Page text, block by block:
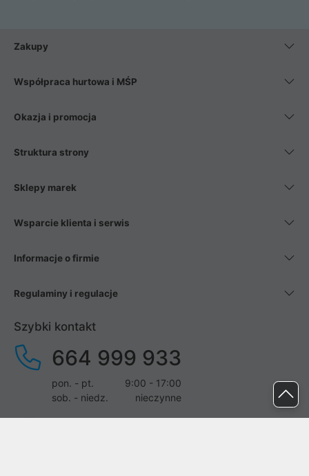
Zakupy
Współpraca hurtowa i MŚP
Okazja i promocja
Struktura strony
Sklepy marek
Wsparcie klienta i serwis
Informacje o firmie
Regulaminy i regulacje
Szybki kontakt
664 999 933
pon. - pt.
9:00 - 17:00
sob. - niedz.
nieczynne